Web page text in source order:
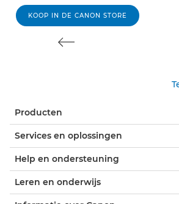
KOOP IN DE CANON STORE
Producten
Services en oplossingen
Help en ondersteuning
Leren en onderwijs